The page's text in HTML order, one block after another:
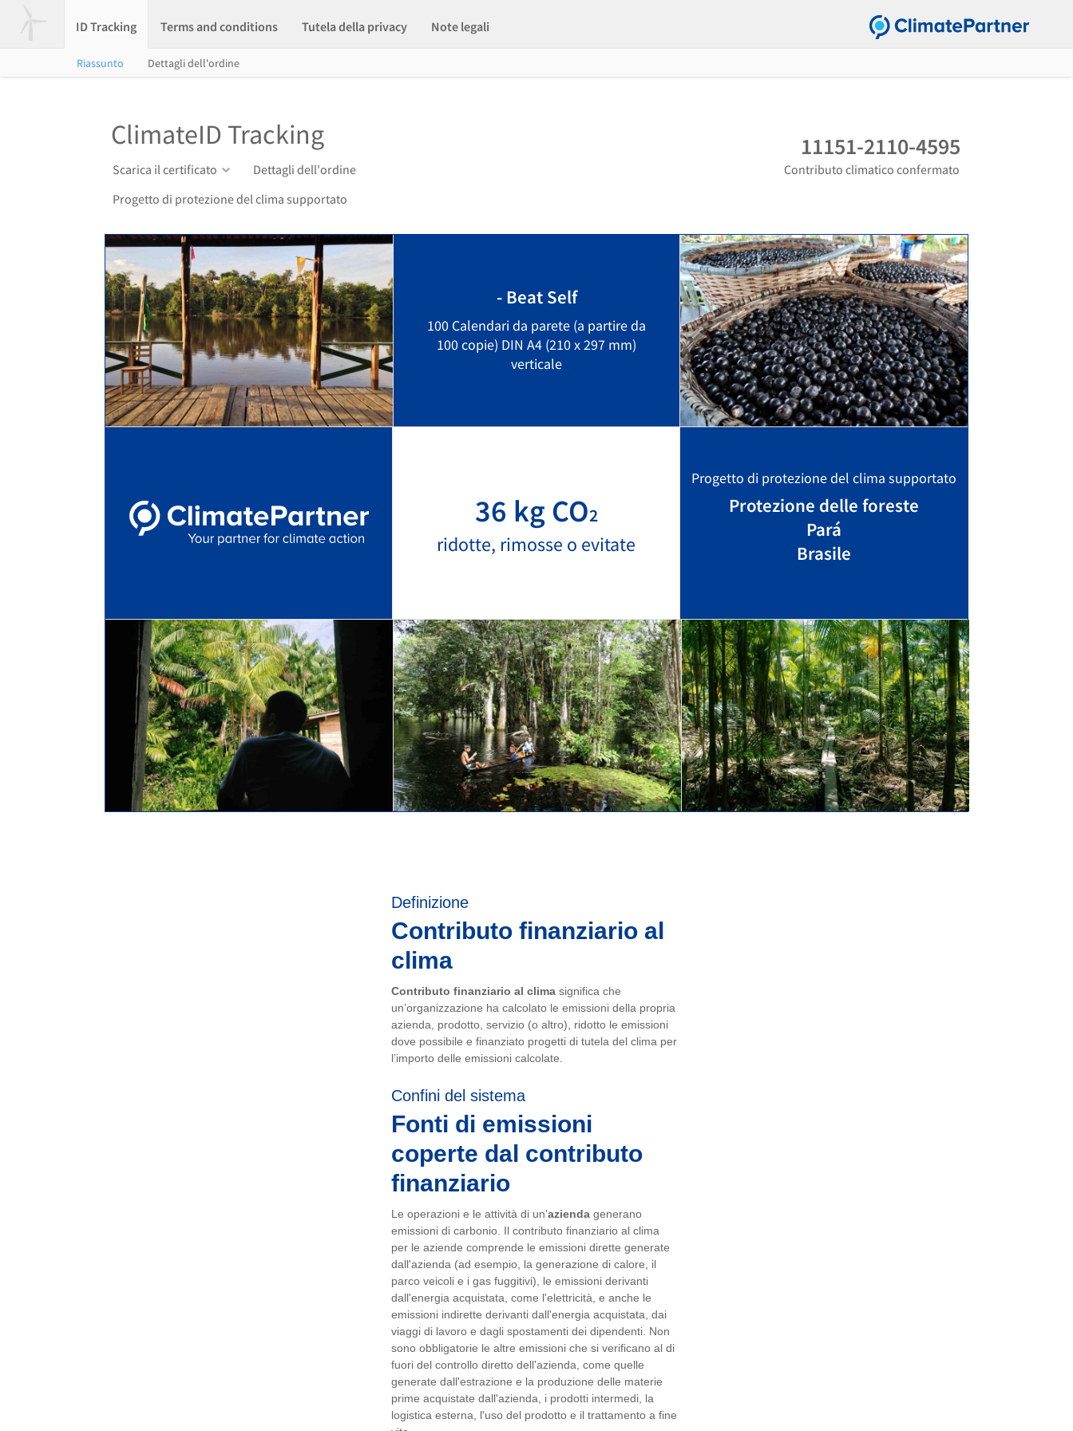
ID Tracking Terms and conditions Tutela della privacy Note legali
Riassunto Dettagli dell'ordine
ClimateID Tracking
Scarica il certificato
Dettagli dell'ordine
Progetto di protezione del clima supportato
11151-2110-4595
Contributo climatico confermato
- Beat Self
100 Calendari da parete (a partire da
100 copie) DIN A4 (210 x 297 mm)
verticale
36 kg CO2
ridotte, rimosse o evitate
Progetto di protezione del clima supportato
Protezione delle foreste
Pará
Brasile
Definizione
Contributo finanziario al
clima
Contributo finanziario al clima significa che
un’organizzazione ha calcolato le emissioni della propria
azienda, prodotto, servizio (o altro), ridotto le emissioni
dove possibile e finanziato progetti di tutela del clima per
l’importo delle emissioni calcolate.
Confini del sistema
Fonti di emissioni
coperte dal contributo
finanziario
Le operazioni e le attività di un'azienda generano
emissioni di carbonio. Il contributo finanziario al clima
per le aziende comprende le emissioni dirette generate
dall'azienda (ad esempio, la generazione di calore, il
parco veicoli e i gas fuggitivi), le emissioni derivanti
dall'energia acquistata, come l'elettricità, e anche le
emissioni indirette derivanti dall'energia acquistata, dai
viaggi di lavoro e dagli spostamenti dei dipendenti. Non
sono obbligatorie le altre emissioni che si verificano al di
fuori del controllo diretto dell'azienda, come quelle
generate dall'estrazione e la produzione delle materie
prime acquistate dall'azienda, i prodotti intermedi, la
logistica esterna, l'uso del prodotto e il trattamento a fine